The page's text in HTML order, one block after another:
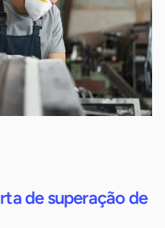
de superação de